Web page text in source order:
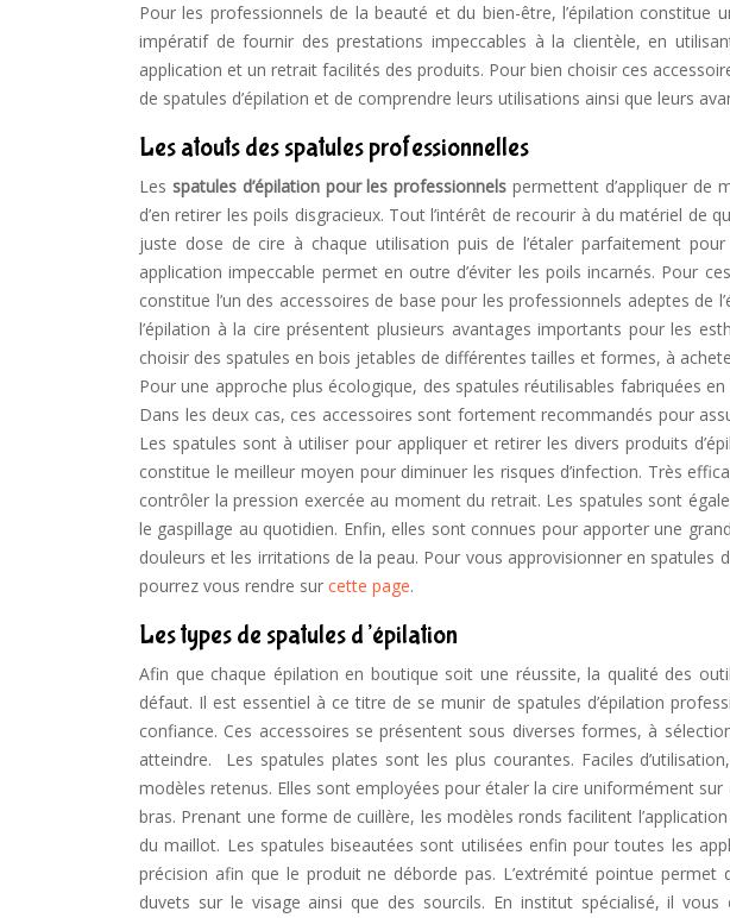
Pour les professionnels de la beauté et du bien-être, l’épilation constitue
impératif de fournir des prestations impeccables à la clientèle, en
application et un retrait facilités des produits. Pour bien choisir ces
de spatules d’épilation et de comprendre leurs utilisations ainsi que leurs
Les atouts des spatules professionnelles
Les spatules d’épilation pour les professionnels permettent d’appliquer de
d’en retirer les poils disgracieux. Tout l’intérêt de recourir à du matériel de
juste dose de cire à chaque utilisation puis de l’étaler parfaitement
application impeccable permet en outre d’éviter les poils incarnés. Pour
constitue l’un des accessoires de base pour les professionnels adeptes de
l’épilation à la cire présentent plusieurs avantages importants pour les
choisir des spatules en bois jetables de différentes tailles et formes, à
Pour une approche plus écologique, des spatules réutilisables fabriquées
Dans les deux cas, ces accessoires sont fortement recommandés pour
Les spatules sont à utiliser pour appliquer et retirer les divers produits
constitue le meilleur moyen pour diminuer les risques d’infection. Très
contrôler la pression exercée au moment du retrait. Les spatules sont
le gaspillage au quotidien. Enfin, elles sont connues pour apporter une
douleurs et les irritations de la peau. Pour vous approvisionner en spatules
pourrez vous rendre sur cette page.
Les types de spatules d’épilation
Afin que chaque épilation en boutique soit une réussite, la qualité des
défaut. Il est essentiel à ce titre de se munir de spatules d’épilation
confiance. Ces accessoires se présentent sous diverses formes, à
atteindre. Les spatules plates sont les plus courantes. Faciles
modèles retenus. Elles sont employées pour étaler la cire uniformément
bras. Prenant une forme de cuillère, les modèles ronds facilitent
du maillot. Les spatules biseautées sont utilisées enfin pour toutes les
précision afin que le produit ne déborde pas. L’extrémité pointue permet
duvets sur le visage ainsi que des sourcils. En institut spécialisé, il